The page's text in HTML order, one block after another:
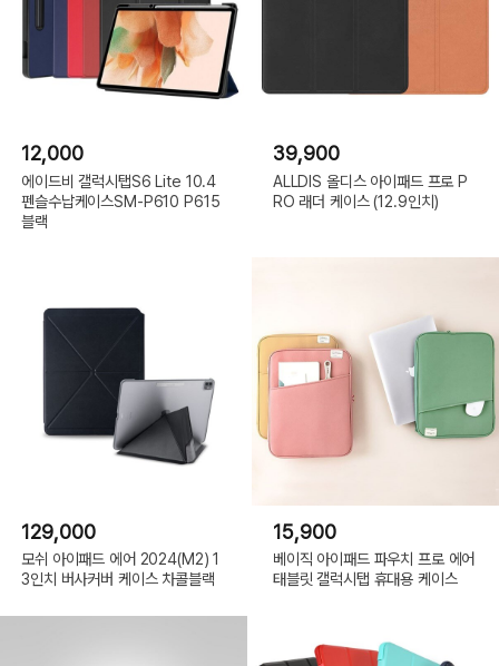
12,000
에이드비 갤럭시탭S6 Lite 10.4
펜슬수납케이스SM-P610 P615
블랙
39,900
ALLDIS 올디스 아이패드 프로 P
RO 래더 케이스 (12.9인치)
129,000
모쉬 아이패드 에어 2024(M2) 1
3인치 버사커버 케이스 차콜블랙
15,900
베이직 아이패드 파우치 프로 에어
태블릿 갤럭시탭 휴대용 케이스